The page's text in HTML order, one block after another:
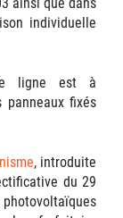
individuelle
ligne est à
panneaux fixés
, introduite
du 29